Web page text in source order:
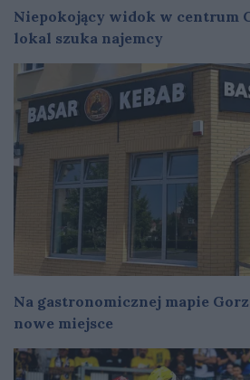
Niepokojący widok w centrum
lokal szuka najemcy
Na gastronomicznej mapie
nowe miejsce